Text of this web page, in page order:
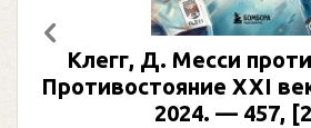
Клегг, Д. Месси
Противостояние XXI
2024. — 457,
Предыдущий